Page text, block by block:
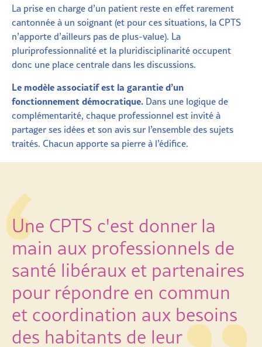
La prise en charge d’un patient reste en effet rarement
cantonnée à un soignant (et pour ces situations, la CPTS
n’apporte d’ailleurs pas de plus-value). La
pluriprofessionnalité et la pluridisciplinarité occupent
donc une place centrale dans les discussions.
Le modèle associatif est la garantie d’un
fonctionnement démocratique. Dans une logique de
complémentarité, chaque professionnel est invité à
partager ses idées et son avis sur l’ensemble des sujets
traités. Chacun apporte sa pierre à l’édifice.
Une CPTS c'est donner la
main aux professionnels de
santé libéraux et partenaires
pour répondre en commun
et coordination aux besoins
des habitants de leur